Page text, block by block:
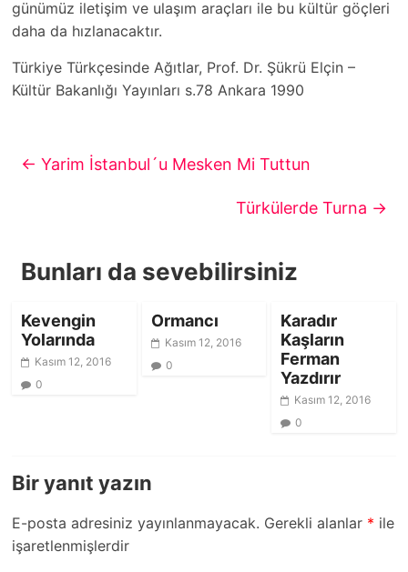
günümüz iletişim ve ulaşım araçları ile bu kültür göçleri
daha da hızlanacaktır.
Türkiye Türkçesinde Ağıtlar, Prof. Dr. Şükrü Elçin –
Kültür Bakanlığı Yayınları s.78 Ankara 1990
← Yarim İstanbul´u Mesken Mi Tuttun
Türkülerde Turna →
Bunları da sevebilirsiniz
Kevengin
Yolarında
Kasım 12, 2016
0
Ormancı
Kasım 12, 2016
0
Karadır
Kaşların
Ferman
Yazdırır
Kasım 12, 2016
0
Bir yanıt yazın
E-posta adresiniz yayınlanmayacak. Gerekli alanlar * ile
işaretlenmişlerdir